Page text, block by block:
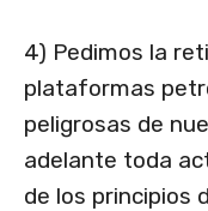
4) Pedimos la
plataformas
peligrosas de
adelante toda
de los principios